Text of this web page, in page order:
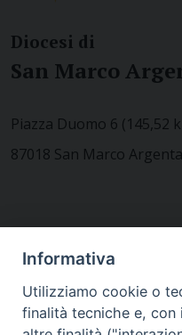
Diocesi di
San Marco
Piazza Duomo 6 (145,52
87018 San Marco
MODULISTICA
Informativa
Utilizziamo cookie o
finalità tecniche e, con